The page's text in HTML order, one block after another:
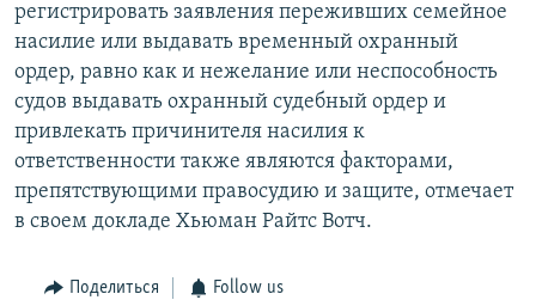
регистрировать заявления переживших семейное
насилие или выдавать временный охранный
ордер, равно как и нежелание или неспособность
судов выдавать охранный судебный ордер и
привлекать причинителя насилия к
ответственности также являются факторами,
препятствующими правосудию и защите, отмечает
в своем докладе Хьюман Райтс Вотч.
Поделиться Follow us